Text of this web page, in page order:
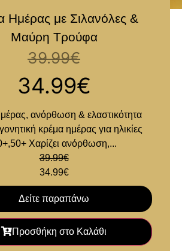
Ημέρας με Σιλανόλες &
Μαύρη Τρούφα
39.99€
34.99€
ανόρθωση & ελαστικότητα
κρέμα ημέρας για ηλικίες
Χαρίζει ανόρθωση,...
39.99€
34.99€
Δείτε παραπάνω
Προσθήκη στο Καλάθι